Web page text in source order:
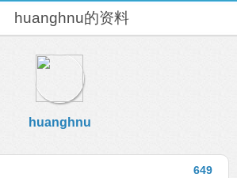
huanghnu的资料
huanghnu
649